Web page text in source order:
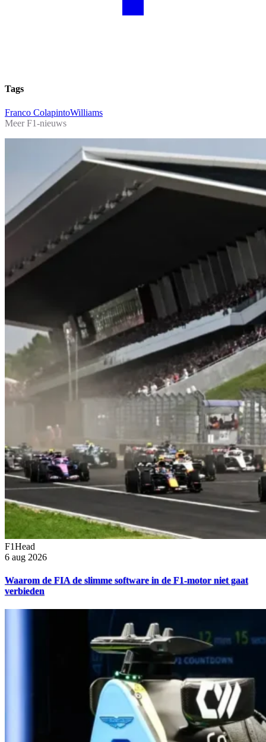
Tags
Franco ColapintoWilliams
Meer F1-nieuws
F1Head
6 aug 2026
Waarom de FIA de slimme software in de F1-motor niet gaat
verbieden